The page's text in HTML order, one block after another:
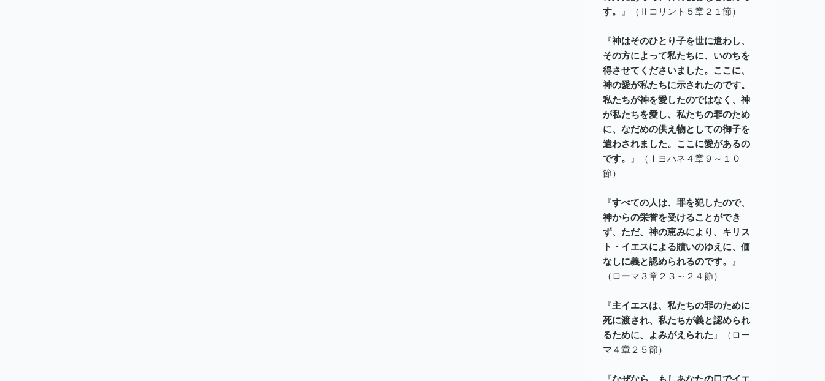
す。
』（Ⅱコリント５章２１節）
『神はそのひとり子を世に遣わし、
その方によって私たちに、いのちを
得させてくださいました。ここに、
神の愛が私たちに示されたのです。
私たちが神を愛したのではなく、神
が私たちを愛し、私たちの罪のため
に、なだめの供え物としての御子を
遣わされました。ここに愛があるの
です。
』（Ⅰヨハネ４章９～１０
節）
『すべての人は、罪を犯したので、
神からの栄誉を受けることができ
ず、ただ、神の恵みにより、キリス
ト・イエスによる贖いのゆえに、価
なしに義と認められるのです。
』
（ローマ３章２３～２４節）
『主イエスは、私たちの罪のために
死に渡され、私たちが義と認められ
るために、よみがえられた 』（ロー
マ４章２５節）
『なぜなら、もしあなたの口でイエ